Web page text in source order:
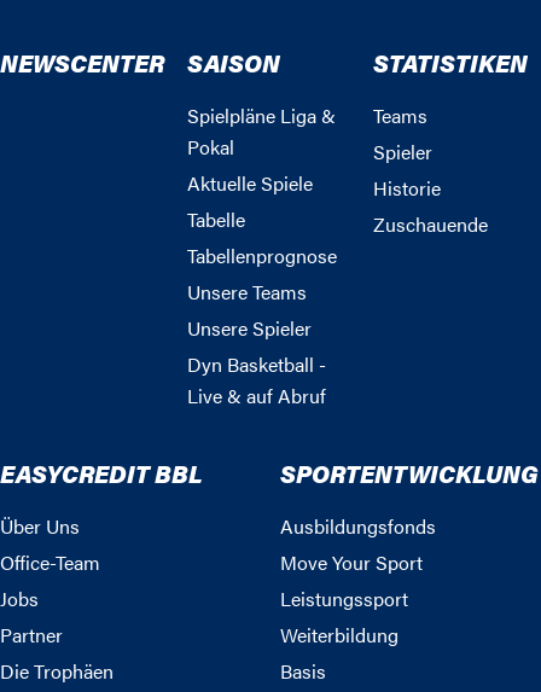
NEWSCENTER SAISON
Spielpläne Liga &
Pokal
Aktuelle Spiele
Tabelle
Tabellenprognose
Unsere Teams
Unsere Spieler
Dyn Basketball -
Live & auf Abruf
STATISTIKEN
Teams
Spieler
Historie
Zuschauende
EASYCREDIT BBL
Über Uns
Office-Team
Jobs
Partner
Die Trophäen
SPORTENTWICKLUNG
Ausbildungsfonds
Move Your Sport
Leistungssport
Weiterbildung
Basis